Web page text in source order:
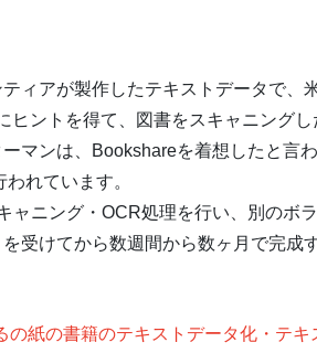
ィアが製作したテキストデータで、
ントを得て、図書をスキャニング
マンは、Bookshareを着想したと言
れています。
ニング・OCR処理を行い、別のボ
受けてから数週間から数ヶ月で完成
紙の書籍のテキストデータ化・テ